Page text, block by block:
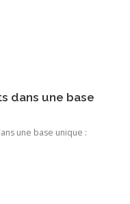
dans une base
une base unique :